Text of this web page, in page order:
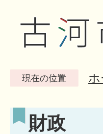
現在の位置 ホ
財政